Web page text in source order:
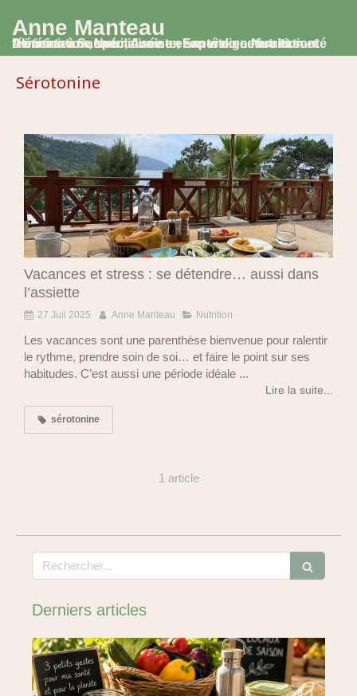
Anne Manteau
Diététicienne Nutritionniste, Experte en Nutrition et Alimentation, spécialisée en santé digestive et santé féminine à Saumur, Avoine et en visio consultation
Sérotonine
Vacances et stress : se détendre… aussi dans
l’assiette
27 Juil 2025 Anne Manteau Nutrition
Les vacances sont une parenthèse bienvenue pour ralentir
le rythme, prendre soin de soi… et faire le point sur ses
habitudes. C’est aussi une période idéale ...
Lire la suite...
sérotonine
1 article
Rechercher
Derniers articles